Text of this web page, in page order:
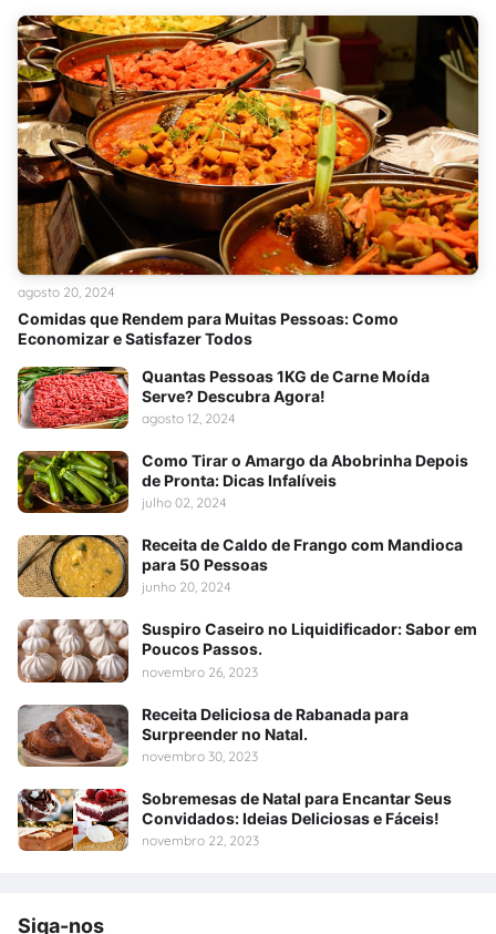
Comidas que Rendem para Muitas Pessoas: Como
Economizar e Satisfazer Todos
agosto 20, 2024
Quantas Pessoas 1KG de Carne Moída
Serve? Descubra Agora!
agosto 12, 2024
Como Tirar o Amargo da Abobrinha Depois
de Pronta: Dicas Infalíveis
julho 02, 2024
Receita de Caldo de Frango com Mandioca
para 50 Pessoas
junho 20, 2024
Suspiro Caseiro no Liquidificador: Sabor em
Poucos Passos.
novembro 26, 2023
Receita Deliciosa de Rabanada para
Surpreender no Natal.
novembro 30, 2023
Sobremesas de Natal para Encantar Seus
Convidados: Ideias Deliciosas e Fáceis!
novembro 22, 2023
Siga-nos